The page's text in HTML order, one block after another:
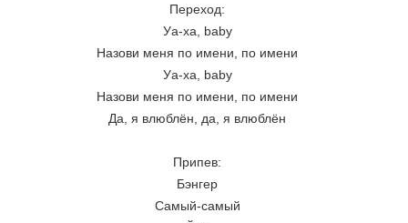
Переход:
Уа-ха, baby
Назови меня по имени, по имени
Уа-ха, baby
Назови меня по имени, по имени
Да, я влюблён, да, я влюблён
Припев:
Бэнгер
Самый-самый